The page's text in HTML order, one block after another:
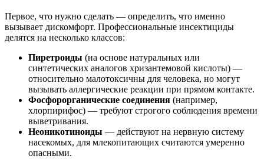
Первое, что нужно сделать — определить, что именно
вызывает дискомфорт. Профессиональные инсектициды
делятся на несколько классов:
Пиретроиды (на основе натуральных или
синтетических аналогов хризантемовой кислоты) —
относительно малотоксичны для человека, но могут
вызывать аллергические реакции при прямом контакте.
Фосфорорганические соединения (например,
хлорпирифос) — требуют строгого соблюдения времени
выветривания.
Неоникотиноиды — действуют на нервную систему
насекомых, для млекопитающих считаются умеренно
опасными.